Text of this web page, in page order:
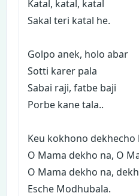
Katal, katal, katal
Sakal teri katal he.
Golpo anek, holo abar
Sotti karer pala
Sabai raji, fatbe baji
Porbe kane tala..
Keu kokhono
O Mama dekho na, O
O Mama dekho na,
Esche Modhubala.